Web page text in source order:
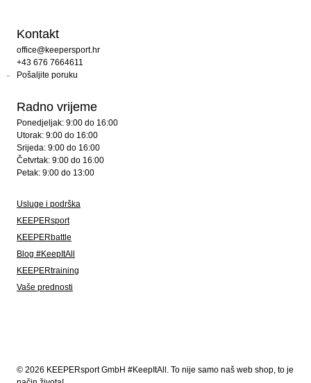
Kontakt
office@keepersport.hr
+43 676 7664611
Pošaljite poruku
Radno vrijeme
Ponedjeljak: 9:00 do 16:00
Utorak: 9:00 do 16:00
Srijeda: 9:00 do 16:00
Četvrtak: 9:00 do 16:00
Petak: 9:00 do 13:00
Usluge i podrška
KEEPERsport
KEEPERbattle
Blog #KeepItAll
KEEPERtraining
Vaše prednosti
© 2026 KEEPERsport GmbH #KeepItAll. To nije samo naš web shop, to je